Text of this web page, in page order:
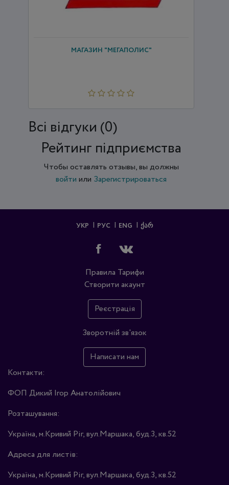
МАГАЗИН "МЕГАПОЛИС"
Всi відгуки (0)
Рейтинг підприємства
Чтобы оставлять отзывы, вы должны
войти или Зарегистрироваться
УКР РУС ENG ᲥᲐᲠ
Правила Тарифи
Створити акаунт
Реєстрація
Зворотній зв'язок
Написати нам
Контакти:
ФОП Дикий Ігор Анатолійович
Розташування:
Україна, м.Кривий Ріг, вул.Маршака, буд.3, кв.52
Адреса для листів:
Україна, м.Кривий Ріг, вул.Маршака, буд.3, кв.52